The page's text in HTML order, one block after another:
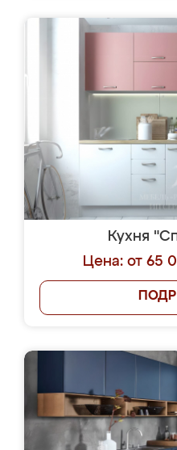
Кухня
Цена: от 65